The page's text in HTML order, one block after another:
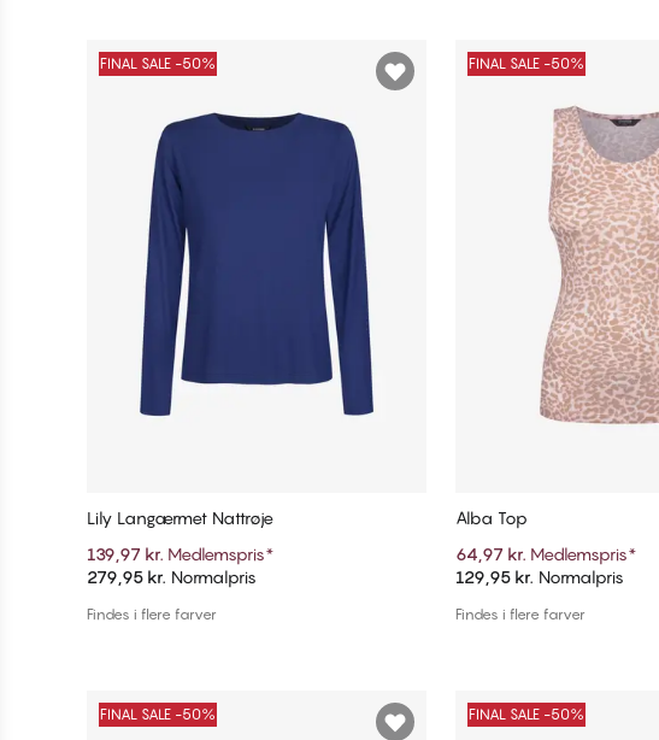
Tilføj til kurv
FINAL SALE -50%
Lily Langærmet Nattrøje
139,97 kr. Medlemspris*
279,95 kr. Normalpris
Findes i flere farver
Tilføj til kurv
FINAL SALE -50%
Alba Top
64,97 kr. Medlemspris*
129,95 kr. Normalpris
Findes i flere farver
FINAL SALE -50% FINAL SALE -50%